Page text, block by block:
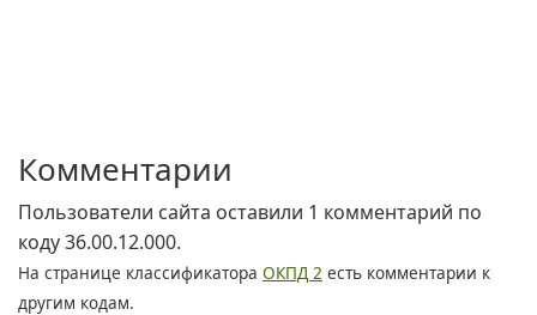
Комментарии
Пользователи сайта оставили 1 комментарий по
коду 36.00.12.000.
На странице классификатора ОКПД 2 есть комментарии к
другим кодам.